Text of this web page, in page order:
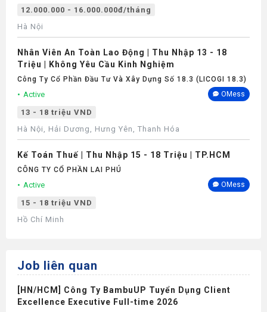
12.000.000 - 16.000.000đ/tháng
Hà Nội
Nhân Viên An Toàn Lao Động | Thu Nhập 13 - 18
Triệu | Không Yêu Cầu Kinh Nghiệm
Công Ty Cổ Phần Đầu Tư Và Xây Dựng Số 18.3 (LICOGI 18.3)
Active OMess
13 - 18 triệu VND
Hà Nội, Hải Dương, Hưng Yên, Thanh Hóa
Kế Toán Thuế | Thu Nhập 15 - 18 Triệu | TP.HCM
CÔNG TY CỔ PHẦN LAI PHÚ
Active OMess
15 - 18 triệu VND
Hồ Chí Minh
Job liên quan
[HN/HCM] Công Ty BambuUP Tuyển Dụng Client
Excellence Executive Full-time 2026